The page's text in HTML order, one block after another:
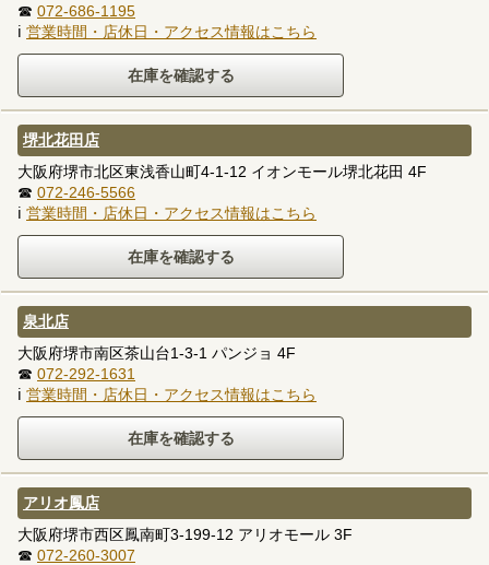
☎ 072-686-1195
ℹ 営業時間・店休日・アクセス情報はこちら
堺北花田店
大阪府堺市北区東浅香山町4-1-12 イオンモール堺北花田 4F
☎ 072-246-5566
ℹ 営業時間・店休日・アクセス情報はこちら
泉北店
大阪府堺市南区茶山台1-3-1 パンジョ 4F
☎ 072-292-1631
ℹ 営業時間・店休日・アクセス情報はこちら
アリオ鳳店
大阪府堺市西区鳳南町3-199-12 アリオモール 3F
☎ 072-260-3007